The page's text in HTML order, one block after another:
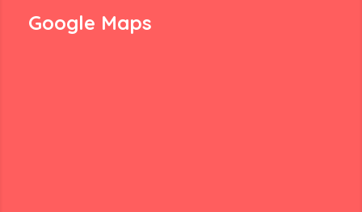
Google Maps